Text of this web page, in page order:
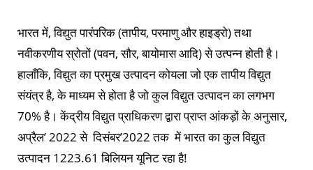
भारत में, विद्युत पारंपरिक (तापीय, परमाणु और हाइड्रो) तथा
नवीकरणीय स्रोतों (पवन, सौर, बायोमास आदि) से उत्पन्न होती है।
हालाँकि, विद्युत का प्रमुख उत्पादन कोयला जो एक तापीय विद्युत
संयंत्र है, के माध्यम से होता है जो कुल विद्युत उत्पादन का लगभग
70% है। केंद्रीय विद्युत प्राधिकरण द्वारा प्राप्त आंकड़ों के अनुसार,
अप्रैल’ 2022 से दिसंबर’2022 तक में भारत का कुल विद्युत
उत्पादन 1223.61 बिलियन यूनिट रहा है!